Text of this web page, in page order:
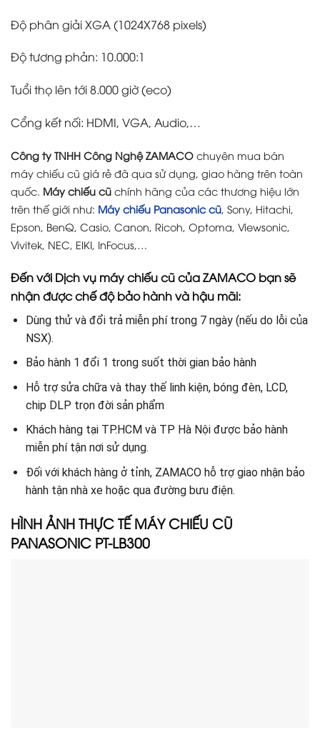
Độ phân giải XGA (1024X768 pixels)
Độ tương phản: 10.000:1
Tuổi thọ lên tới 8.000 giờ (eco)
Cổng kết nối: HDMI, VGA, Audio,…
Công ty TNHH Công Nghệ ZAMACO chuyên mua bán
máy chiếu cũ giá rẻ đã qua sử dụng, giao hàng trên toàn
quốc. Máy chiếu cũ chính hãng của các thương hiệu lớn
trên thế giới như: Máy chiếu Panasonic cũ, Sony, Hitachi,
Epson, BenQ, Casio, Canon, Ricoh, Optoma, Viewsonic,
Vivitek, NEC, EIKI, InFocus,…
Đến với Dịch vụ máy chiếu cũ của ZAMACO bạn sẽ
nhận được chế độ bảo hành và hậu mãi:
Dùng thử và đổi trả miễn phí trong 7 ngày (nếu do lỗi của
NSX).
Bảo hành 1 đổi 1 trong suốt thời gian bảo hành
Hỗ trợ sửa chữa và thay thế linh kiện, bóng đèn, LCD,
chip DLP trọn đời sản phẩm
Khách hàng tại TP.HCM và TP Hà Nội được bảo hành
miễn phí tận nơi sử dụng.
Đối với khách hàng ở tỉnh, ZAMACO hỗ trợ giao nhận bảo
hành tận nhà xe hoặc qua đường bưu điện.
HÌNH ẢNH THỰC TẾ MÁY CHIẾU CŨ
PANASONIC PT-LB300